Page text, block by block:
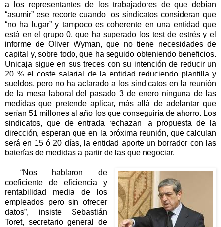
a los representantes de los trabajadores de que debían
“asumir” ese recorte cuando los sindicatos consideran que
“no ha lugar” y tampoco es coherente en una entidad que
está en el grupo 0, que ha superado los test de estrés y el
informe de Oliver Wyman, que no tiene necesidades de
capital y, sobre todo, que ha seguido obteniendo beneficios.
Unicaja sigue en sus treces con su intención de reducir un
20 % el coste salarial de la entidad reduciendo plantilla y
sueldos, pero no ha aclarado a los sindicatos en la reunión
de la mesa laboral del pasado 3 de enero ninguna de las
medidas que pretende aplicar, más allá de adelantar que
serían 51 millones al año los que conseguiría de ahorro. Los
sindicatos, que de entrada rechazan la propuesta de la
dirección, esperan que en la próxima reunión, que calculan
será en 15 ó 20 días, la entidad aporte un borrador con las
baterías de medidas a partir de las que negociar.
“Nos hablaron de
coeficiente de eficiencia y
rentabilidad media de los
empleados pero sin ofrecer
datos”, insiste Sebastián
Toret, secretario general de